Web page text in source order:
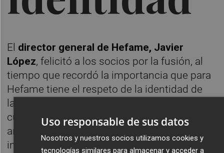
El director general de Hefame, Javier
López, felicitó a los socios por la fusión, al
tiempo que recordó la importancia que para
Hefame tiene el respeto de la identidad de
las cooperativas que se unen a ella. "Así fue
cuando Cuenca se unió a Hefame hace dos
años y durante todo el proceso de
integración, y así ha ocurrido con Riofarco",
Uso responsable de sus datos
Nosotros y nuestros socios utilizamos cookies y
tecnologías similares para almacenar y acceder a